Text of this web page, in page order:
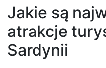
Jakie są
atrakcje
Sardynii